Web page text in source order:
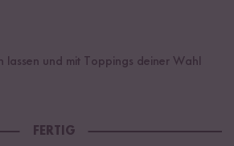
lassen und mit Toppings deiner Wahl
FERTIG